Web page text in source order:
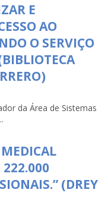
E
AO
O SERVIÇO
da Área de Sistemas
222.000
(DREY